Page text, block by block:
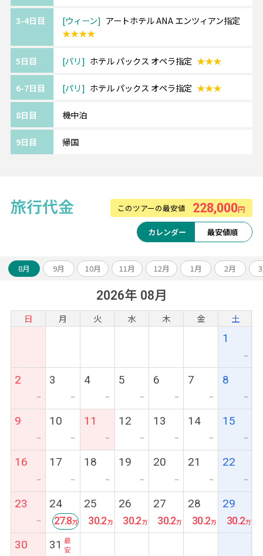
3-4日目 ウィーン
アートホテル ANA エンツィアン指定
★★★★
5日目 パリ ホテル パックス オペラ指定 ★★★
6-7日目 パリ ホテル パックス オペラ指定 ★★★
8日目 機中泊
9日目 帰国
旅行代金 このツアーの最安値 228,000円
カレンダー 最安値順
8月 9月 10月 11月 12月 1月 2月
2026年 08月
日 月 火 水 木 金 土
1
ー
2
ー
3
ー
4
ー
5
ー
6
ー
7
ー
8
ー
9
ー
10
ー
11
ー
12
ー
13
ー
14
ー
15
ー
16
ー
17
ー
18
ー
19
ー
20
ー
21
ー
22
ー
23
ー
24
最
安
27.8
25
30.2
26
30.2
27
30.2
28
30.2
29
30.2
30 31